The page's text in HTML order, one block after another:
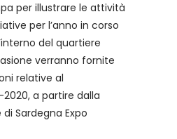
per illustrare le attività
per l’anno in corso
del quartiere
verranno fornite
relative al
a partire dalla
Sardegna Expo